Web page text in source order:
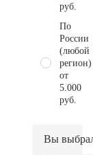
руб.
По
России
(любой
регион)
от
5.000
руб.
Вы